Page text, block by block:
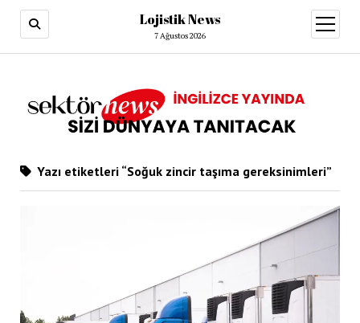
Lojistik News
7 Ağustos 2026
aç
Yazı etiketleri “Soğuk zincir taşıma gereksinimleri”